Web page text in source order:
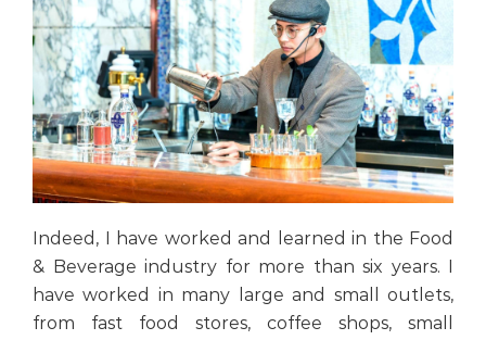
Indeed, I have worked and learned in the Food
& Beverage industry for more than six years. I
have worked in many large and small outlets,
from fast food stores, coffee shops, small